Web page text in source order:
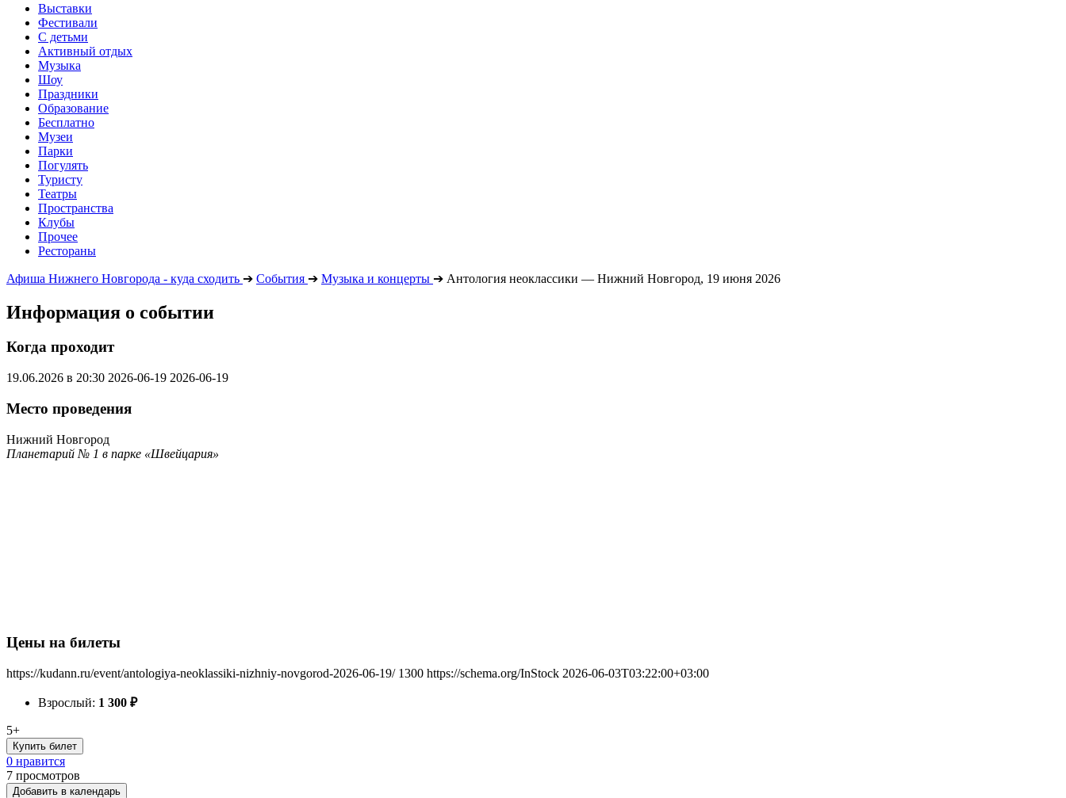
Выставки
Фестивали
С детьми
Активный отдых
Музыка
Шоу
Праздники
Образование
Бесплатно
Музеи
Парки
Погулять
Туристу
Театры
Пространства
Клубы
Прочее
Рестораны
Афиша Нижнего Новгорода - куда сходить ➔ События ➔ Музыка и концерты ➔ Антология неоклассики — Нижний Новгород, 19 июня 2026
Информация о событии
Когда проходит
19.06.2026 в 20:30 2026-06-19 2026-06-19
Место проведения
Нижний Новгород
Планетарий № 1 в парке «Швейцария»
Цены на билеты
https://kudann.ru/event/antologiya-neoklassiki-nizhniy-novgorod-2026-06-19/ 1300 https://schema.org/InStock 2026-06-03T03:22:00+03:00
Взрослый: 1 300 ₽
5+
Купить билет
0 нравится
7 просмотров
Добавить в календарь